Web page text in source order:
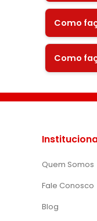
Como
Como
Quem Somos
Fale Conosco
Blog